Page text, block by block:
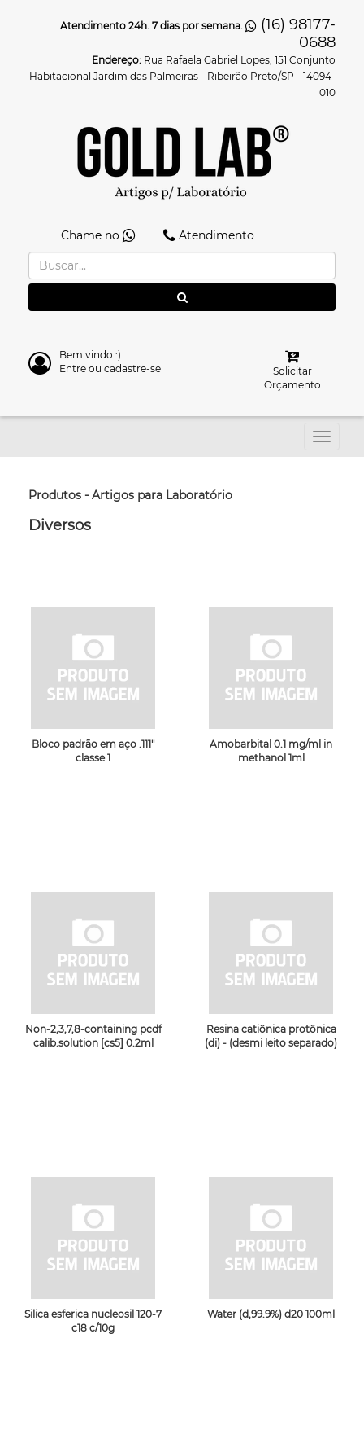
Atendimento 24h. 7 dias por semana.
(16) 98177-
0688
Endereço: Rua Rafaela Gabriel Lopes, 151 Conjunto
Habitacional Jardim das Palmeiras - Ribeirão Preto/SP - 14094-
010
Chame no Atendimento
Bem vindo :)
Entre ou cadastre-se
Solicitar
Orçamento
Produtos - Artigos para Laboratório
Diversos
Bloco padrão em aço .111"
classe 1
Amobarbital 0.1 mg/ml in
methanol 1ml
Non-2,3,7,8-containing pcdf
calib.solution [cs5] 0.2ml
Resina catiônica protônica
(di) - (desmi leito separado)
Silica esferica nucleosil 120-7
c18 c/10g
Water (d,99.9%) d20 100ml